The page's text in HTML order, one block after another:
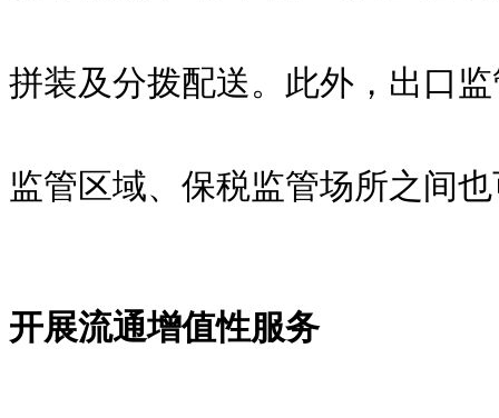
拼装及分拨配送。此外，出口
监管区域、保税监管场所之间
开展流通增值性服务